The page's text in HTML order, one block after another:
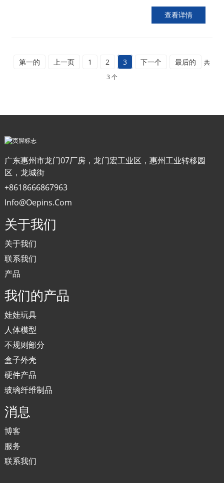
查看详情
第一的 上一页 1 2 3 下一个 最后的
共
3 个
广东惠州市龙门07厂房，龙门宏工业区，惠州工业转移园
区，龙城街
+8618666867963
Info@oepins.com
关于我们
关于我们
联系我们
产品
我们的产品
娃娃玩具
人体模型
不规则部分
盒子外壳
硬件产品
玻璃纤维制品
消息
博客
服务
联系我们